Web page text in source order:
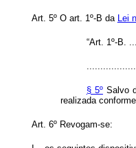
Art. 5º O art. 1º-B da Lei
“Art. 1º-B.
§ 5ºSalvo
realizada
Art. 6º Revogam-se: